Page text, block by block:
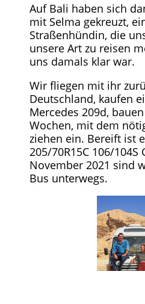
Auf Bali haben sich
mit Selma gekreuzt,
Straßenhündin, die
unsere Art zu reisen
uns damals klar war.
Wir fliegen mit ihr
Deutschland, kaufen
Mercedes 209d,
Wochen, mit dem
ziehen ein. Bereift ist
205/70R15C 106/104S
November 2021 sind
Bus unterwegs.